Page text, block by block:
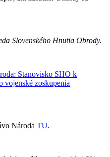
Slovenského Hnutia Obrody.
Stanovisko SHO k
vojenské zoskupenia
Národa TU.